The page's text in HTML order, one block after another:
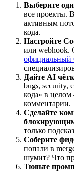
Выберите
все проекты.
активным
кода.
Настройте
или webhook.
официальный
Дайте AI
bugs, security,
кода» в
комментарии.
Сделайте
только
Соберите
попали в
шумит? Что
Тюньте